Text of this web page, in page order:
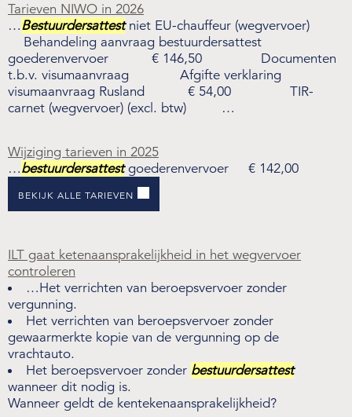
Tarieven NIWO in 2026
…Bestuurdersattestniet EU-chauffeur (wegvervoer)
Behandeling aanvraag bestuurdersattest
goederenvervoer € 146,50 Documenten
t.b.v. visumaanvraag Afgifte verklaring
visumaanvraag Rusland € 54,00 TIR-
carnet (wegvervoer) (excl. btw) …
Wijziging tarieven in 2025
…bestuurdersattestgoederenvervoer € 142,00
BEKIJK ALLE TARIEVEN
ILT gaat ketenaansprakelijkheid in het wegvervoer
controleren
…Het verrichten van beroepsvervoer zonder
vergunning.
Het verrichten van beroepsvervoer zonder
gewaarmerkte kopie van de vergunning op de
vrachtauto.
Het beroepsvervoer zonder bestuurdersattest
wanneer dit nodig is.
Wanneer geldt de kentekenaansprakelijkheid?